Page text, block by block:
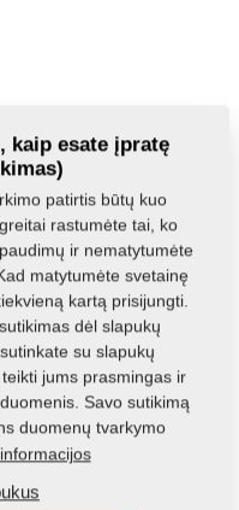
kaip esate įpratę
patirtis būtų kuo
rastumėte tai, ko
ir nematytumėte
matytumėte svetainę
kartą prisijungti.
dėl slapukų
su slapukų
jums prasmingas ir
Savo sutikimą
duomenų tvarkymo